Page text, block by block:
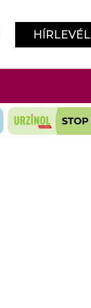
HÍRLEVÉL